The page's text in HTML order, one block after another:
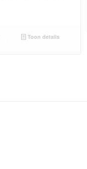
Toon details